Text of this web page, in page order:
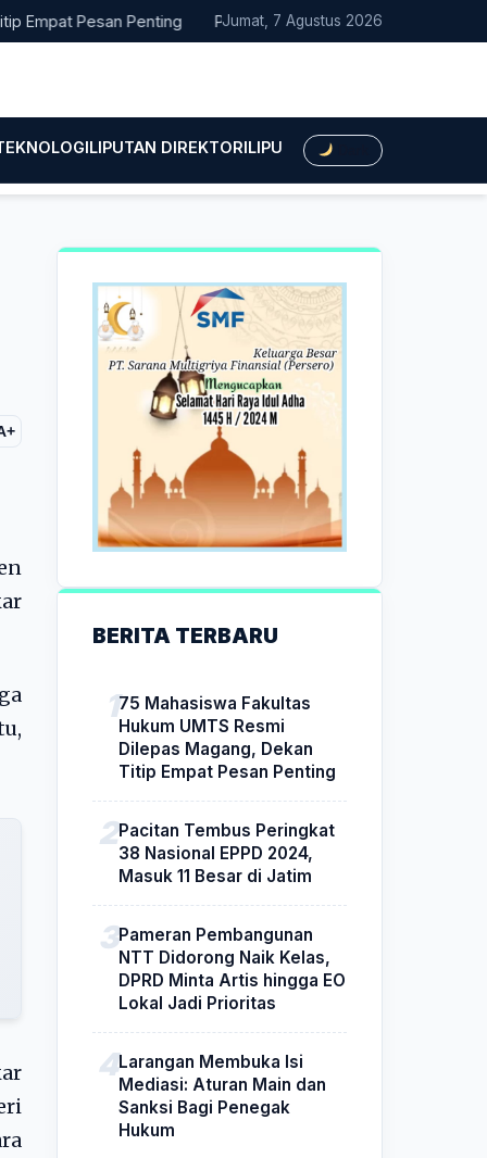
Pesan Penting Pacitan Tembus Peringkat 38 Nasional
Jumat, 7 Agustus 2026
LIPUTAN DIREKTORILIPUTAN HUKUMLIPUTAN
BERITA TERBARU
75 Mahasiswa Fakultas
Hukum UMTS Resmi
Dilepas Magang, Dekan
Titip Empat Pesan Penting
Pacitan Tembus Peringkat
38 Nasional EPPD 2024,
Masuk 11 Besar di Jatim
Pameran Pembangunan
NTT Didorong Naik Kelas,
DPRD Minta Artis hingga EO
Lokal Jadi Prioritas
Larangan Membuka Isi
Mediasi: Aturan Main dan
Sanksi Bagi Penegak
Hukum